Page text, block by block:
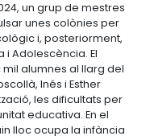
un grup de mestres
unes colònies per
i, posteriorment,
i Adolescència. El
alumnes al llarg del
Inés i Esther
les dificultats per
educativa. En el
lloc ocupa la infància